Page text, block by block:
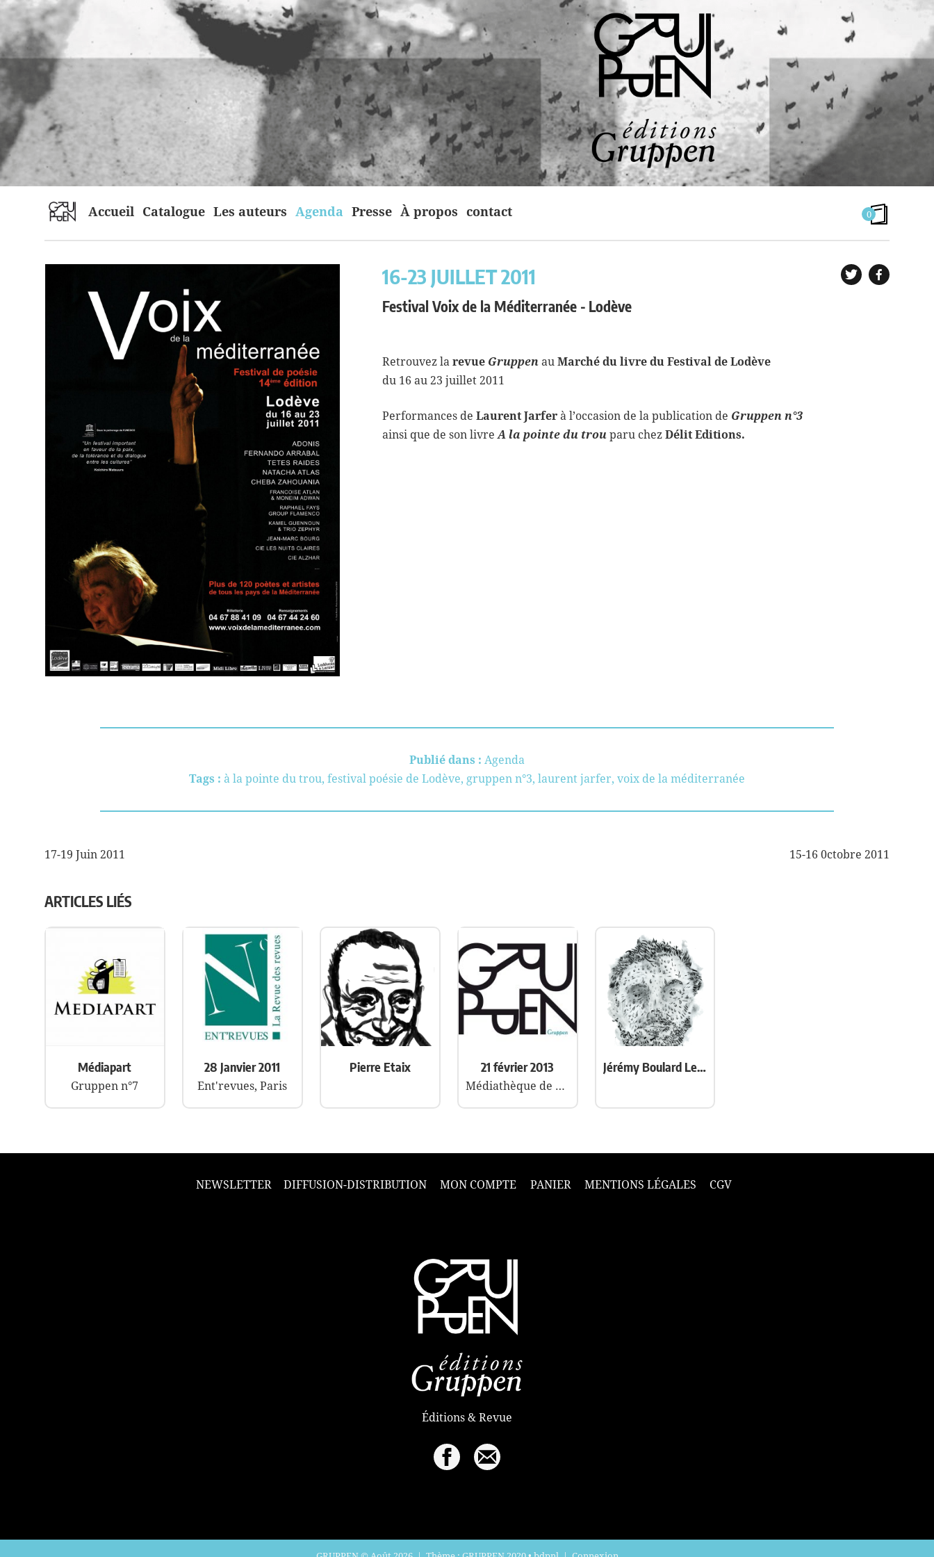
home Accueil Catalogue Les auteurs Agenda Presse À propos contact 0
16-23 JUILLET 2011
Festival Voix de la Méditerranée - Lodève
Retrouvez larevue GruppenauMarché du livre du Festival de Lodève
du 16 au 23 juillet 2011
Performances deLaurent Jarferà l’occasion de la publication de Gruppen n°3
ainsi que de son livreA la pointe du trouparu chezDélit Editions.
Publié dans : Agenda
Tags : à la pointe du trou, festival poésie de Lodève, gruppen n°3, laurent jarfer, voix de la méditerranée
NAVIGATION
L’ARTICLE
17-19 Juin 2011 15-16 0ctobre 2011
ARTICLES LIÉS
Médiapart
Gruppen n°7
28 Janvier 2011
Ent'revues, Paris
Pierre Etaix 21 février 2013
Médiathèque de Mont de Marsan
Jérémy Boulard Le Fur
NEWSLETTER DIFFUSION-DISTRIBUTION MON COMPTE PANIER MENTIONS LÉGALES CGV
Éditions & Revue